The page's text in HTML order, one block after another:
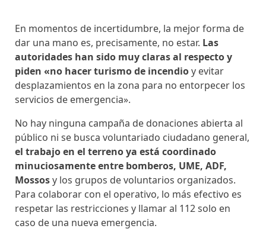
En momentos de incertidumbre, la mejor forma de
dar una mano es, precisamente, no estar. Las
autoridades han sido muy claras al respecto y
piden «no hacer turismo de incendioy evitar
desplazamientos en la zona para no entorpecer los
servicios de emergencia».
No hay ninguna campaña de donaciones abierta al
público ni se busca voluntariado ciudadano general,
el trabajo en el terreno ya está coordinado
minuciosamente entre bomberos, UME, ADF,
Mossosy los grupos de voluntarios organizados.
Para colaborar con el operativo, lo más efectivo es
respetar las restricciones y llamar al 112 solo en
caso de una nueva emergencia.